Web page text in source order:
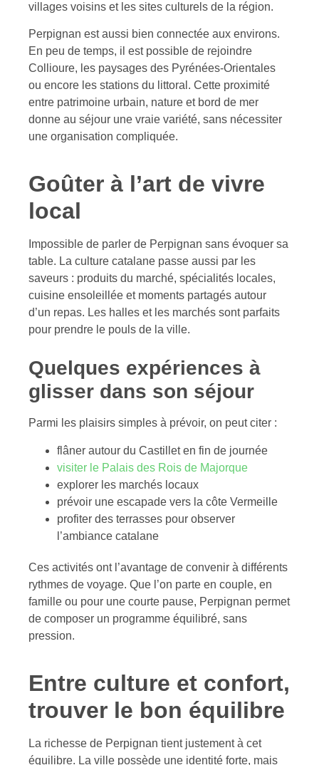
villages voisins et les sites culturels de la région.
Perpignan est aussi bien connectée aux environs.
En peu de temps, il est possible de rejoindre
Collioure, les paysages des Pyrénées-Orientales
ou encore les stations du littoral. Cette proximité
entre patrimoine urbain, nature et bord de mer
donne au séjour une vraie variété, sans nécessiter
une organisation compliquée.
Goûter à l’art de vivre
local
Impossible de parler de Perpignan sans évoquer sa
table. La culture catalane passe aussi par les
saveurs : produits du marché, spécialités locales,
cuisine ensoleillée et moments partagés autour
d’un repas. Les halles et les marchés sont parfaits
pour prendre le pouls de la ville.
Quelques expériences à
glisser dans son séjour
Parmi les plaisirs simples à prévoir, on peut citer :
flâner autour du Castillet en fin de journée
visiter le Palais des Rois de Majorque
explorer les marchés locaux
prévoir une escapade vers la côte Vermeille
profiter des terrasses pour observer
l’ambiance catalane
Ces activités ont l’avantage de convenir à différents
rythmes de voyage. Que l’on parte en couple, en
famille ou pour une courte pause, Perpignan permet
de composer un programme équilibré, sans
pression.
Entre culture et confort,
trouver le bon équilibre
La richesse de Perpignan tient justement à cet
équilibre. La ville possède une identité forte, mais